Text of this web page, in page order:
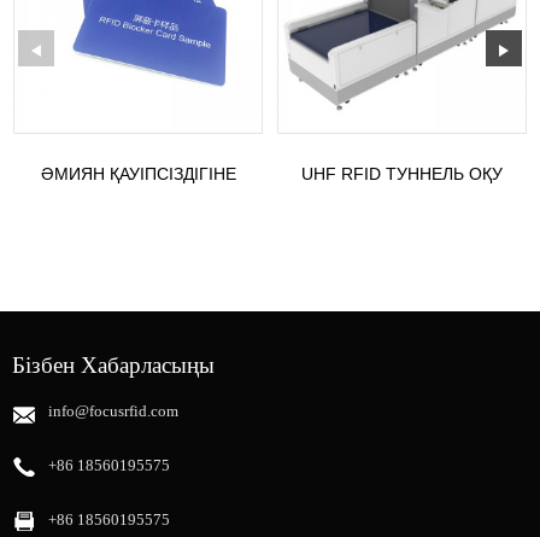
ӘМИЯН ҚАУІПСІЗДІГІНЕ
UHF RFID ТУННЕЛЬ ОҚУ
Бізбен Хабарласыңы
info@focusrfid.com
+86 18560195575
+86 18560195575